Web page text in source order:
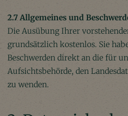
2.7 Allgemeines und
Die Ausübung Ihrer
grundsätzlich kostenlos. Sie
Beschwerden direkt an die für
Aufsichtsbehörde, den
zu wenden.